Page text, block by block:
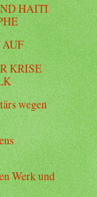
HAITI
AUF
KRISE
wegen
Werk und